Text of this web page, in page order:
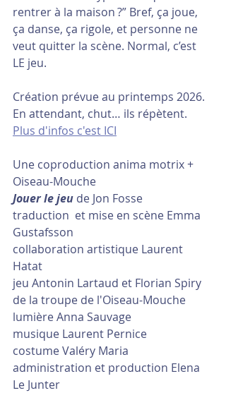
rentrer à la maison ?” Bref, ça joue,
ça danse, ça rigole, et personne ne
veut quitter la scène. Normal, c’est
LE jeu.
Création prévue au printemps 2026.
En attendant, chut… ils répètent.
Plus d'infos c'est ICI
Une coproduction anima motrix +
Oiseau-Mouche
Jouer le jeu de Jon Fosse
traduction  et mise en scène Emma
Gustafsson
collaboration artistique Laurent
Hatat
jeu Antonin Lartaud et Florian Spiry
de la troupe de l'Oiseau-Mouche
lumière Anna Sauvage
musique Laurent Pernice
costume Valéry Maria
administration et production Elena
Le Junter